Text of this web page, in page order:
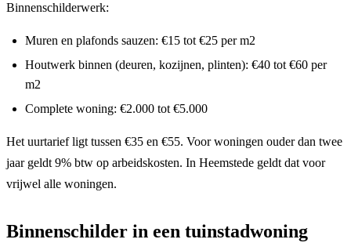
Binnenschilderwerk:
Muren en plafonds sauzen: €15 tot €25 per m2
Houtwerk binnen (deuren, kozijnen, plinten): €40 tot €60 per
m2
Complete woning: €2.000 tot €5.000
Het uurtarief ligt tussen €35 en €55. Voor woningen ouder dan twee
jaar geldt 9% btw op arbeidskosten. In Heemstede geldt dat voor
vrijwel alle woningen.
Binnenschilder in een tuinstadwoning